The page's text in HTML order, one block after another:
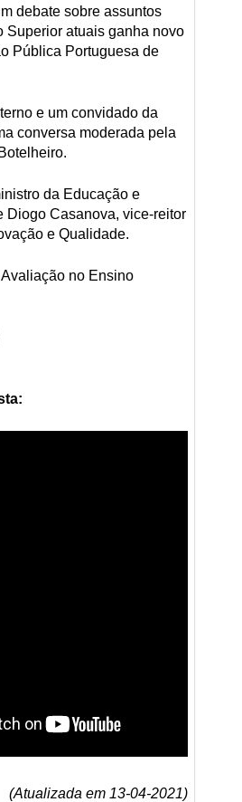
debate sobre assuntos
Superior atuais ganha novo
Pública Portuguesa de
e um convidado da
conversa moderada pela
da Educação e
Diogo Casanova, vice-reitor
e Qualidade.
no Ensino
(Atualizada em 13-04-2021)